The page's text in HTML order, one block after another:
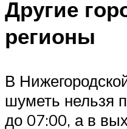
Другие
регионы
В
шуметь нельзя
до 07:00, а в